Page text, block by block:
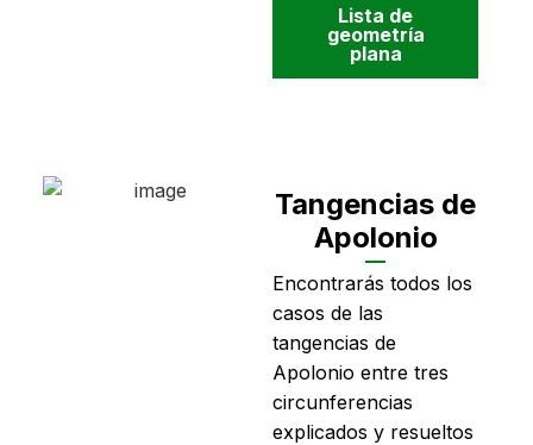
Lista de
geometría
plana
Tangencias de
Apolonio
Encontrarás todos los
casos de las
tangencias de
Apolonio entre tres
circunferencias
explicados y resueltos